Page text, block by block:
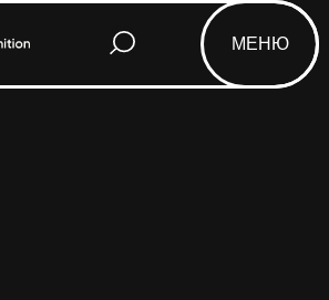
МЕНЮ
Html code will be here